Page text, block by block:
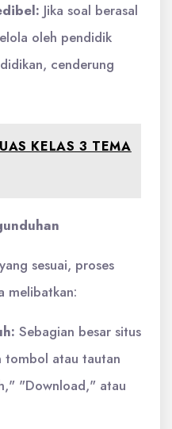
Jika soal berasal
oleh pendidik
cenderung
KELAS 3 TEMA
sesuai, proses
melibatkan:
Sebagian besar situs
tombol atau tautan
"Download," atau